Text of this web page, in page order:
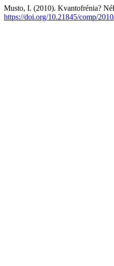
Musto, I. (2010). Kvantofrénia?
https://doi.org/10.21845/comp/